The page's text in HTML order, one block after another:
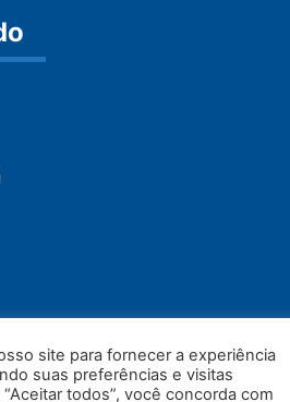
os Direitos Reservados.
site para fornecer a experiência
suas preferências e visitas
todos”, você concorda com